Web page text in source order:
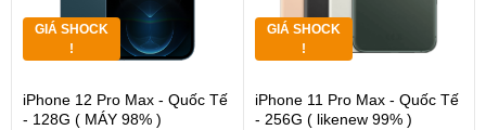
GIÁ SHOCK
!
iPhone 12 Pro Max - Quốc Tế
- 128G ( MÁY 98% )
GIÁ SHOCK
!
iPhone 11 Pro Max - Quốc Tế
- 256G ( likenew 99% )